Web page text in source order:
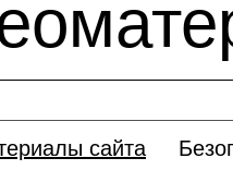
сайта